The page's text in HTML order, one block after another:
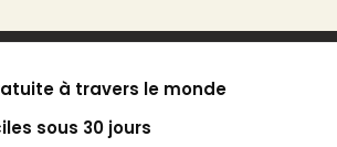
à travers le monde
sous 30 jours